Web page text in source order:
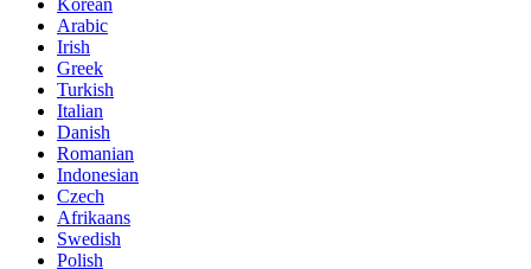
Arabic
Irish
Greek
Turkish
Italian
Danish
Romanian
Indonesian
Czech
Afrikaans
Swedish
Polish